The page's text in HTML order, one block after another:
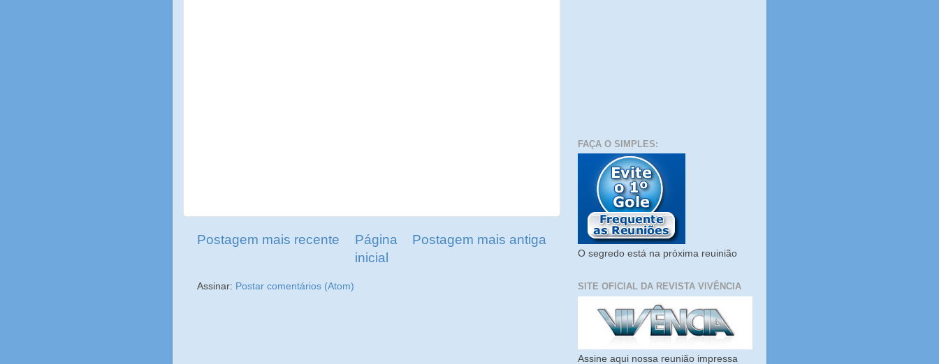
Postagem mais recente Postagem mais antiga
Página
inicial
Assinar: Postar comentários (Atom)
FAÇA O SIMPLES:
O segredo está na próxima reuinião
SITE OFICIAL DA REVISTA VIVÊNCIA
Assine aqui nossa reunião impressa